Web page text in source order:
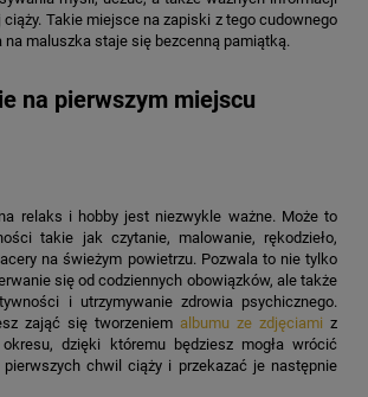
Takie miejsce na zapiski z tego cudownego
maluszka staje się bezcenną pamiątką.
na pierwszym miejscu
relaks i hobby jest niezwykle ważne. Może to
takie jak czytanie, malowanie, rękodzieło,
na świeżym powietrzu. Pozwala to nie tylko
się od codziennych obowiązków, ale także
i utrzymywanie zdrowia psychicznego.
zająć się tworzeniem albumu ze zdjęciami z
dzięki któremu będziesz mogła wrócić
chwil ciąży i przekazać je następnie